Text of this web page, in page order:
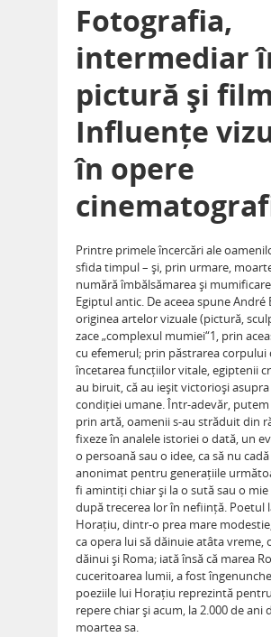
Fotografia,
intermediar
pictură și film
Influențe
în opere
Printre primele încercări ale
sfida timpul – și, prin urmare,
numără îmbălsămarea și
Egiptul antic. De aceea spune André
originea artelor vizuale (pictură,
zace „complexul mumiei“1, prin
cu efemerul; prin păstrarea corpului
încetarea funcțiilor vitale, egiptenii
au biruit, că au ieșit victorioși
condiției umane. Într-adevăr, putem
prin artă, oamenii s-au străduit din
fixeze în analele istoriei o dată, un
o persoană sau o idee, ca să nu
anonimat pentru generațiile
fi amintiți chiar și la o sută sau o mie
după trecerea lor în neființă. Poetul
Horațiu, dintr-o prea mare
ca opera lui să dăinuie atâta vreme,
dăinui și Roma; iată însă că marea
cuceritoarea lumii, a fost
poeziile lui Horațiu reprezintă
repere chiar și acum, la 2.000 de ani
moartea sa.